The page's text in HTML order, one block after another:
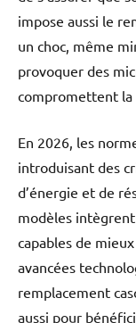
impose aussi le
un choc, même
provoquer des
compromettent la
En 2026, les
introduisant des
d’énergie et de
modèles
capables de
avancées
remplacement
aussi pour